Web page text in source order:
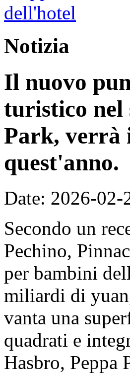
Notizia
Il nuovo
turistico nel
Park, verrà
quest'anno.
Date: 2026-02-
Secondo un
Pechino,
per bambini
miliardi di
vanta una
quadrati e
Hasbro, Peppa